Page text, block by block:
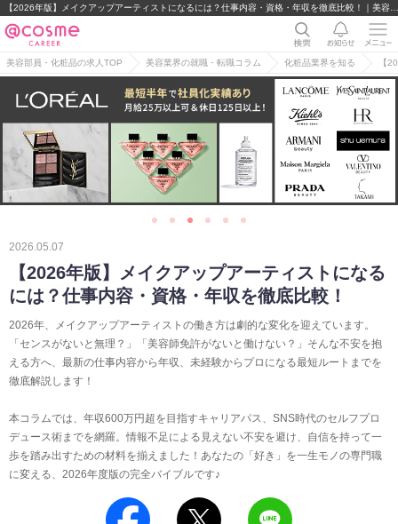
美容部員・化粧品の求人TOP 美容業界の就職・転職コラム 化粧品業界を知る 【
2026.05.07
【2026年版】メイクアップアーティストになる
には？仕事内容・資格・年収を徹底比較！
2026年、メイクアップアーティストの働き方は劇的な変化を迎えています。
「センスがないと無理？」「美容師免許がないと働けない？」そんな不安を抱
える方へ、最新の仕事内容から年収、未経験からプロになる最短ルートまでを
徹底解説します！
本コラムでは、年収600万円超を目指すキャリアパス、SNS時代のセルフプロ
デュース術までを網羅。情報不足による見えない不安を避け、自信を持って一
歩を踏み出すための材料を揃えました！あなたの「好き」を一生モノの専門職
に変える、2026年度版の完全バイブルです♪